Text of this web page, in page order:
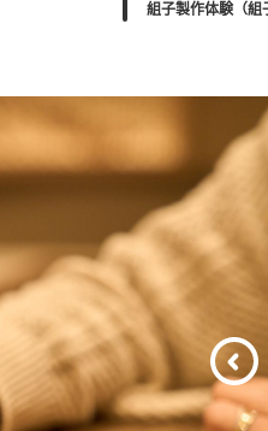
組子製作体験（組